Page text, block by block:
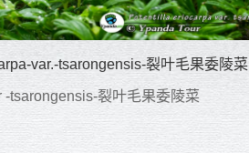
var.-tsarongensis-裂叶毛果委陵菜
tsarongensis-裂叶毛果委陵菜